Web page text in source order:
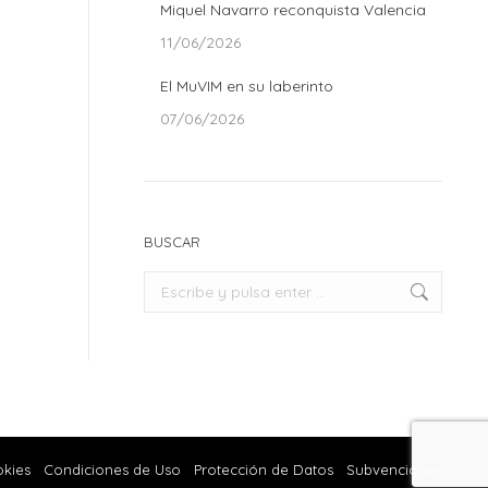
Miquel Navarro reconquista Valencia
11/06/2026
El MuVIM en su laberinto
07/06/2026
BUSCAR
Buscar:
Condiciones de Uso Protección de Datos Subvenciones